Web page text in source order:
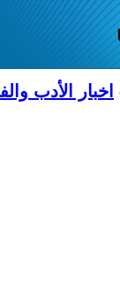
اخبار الأدب